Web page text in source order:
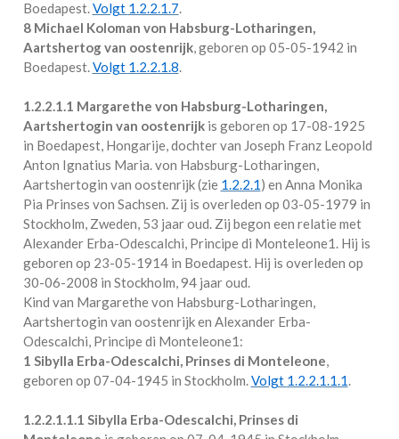
Boedapest.Volgt 1.2.2.1.7.
8 Michael Koloman von Habsburg-Lotharingen,
Aartshertog van oostenrijk, geboren op 05-05-1942 in
Boedapest.Volgt 1.2.2.1.8.
1.2.2.1.1 Margarethe von Habsburg-Lotharingen,
Aartshertogin van oostenrijkis geboren op 17-08-1925
in Boedapest, Hongarije, dochter van Joseph Franz Leopold
Anton Ignatius Maria. von Habsburg-Lotharingen,
Aartshertogin van oostenrijk (zie 1.2.2.1) en Anna Monika
Pia Prinses von Sachsen. Zij is overleden op 03-05-1979 in
Stockholm, Zweden, 53 jaar oud. Zij begon een relatie met
Alexander Erba-Odescalchi, Principe di Monteleone1 . Hij is
geboren op 23-05-1914 in Boedapest. Hij is overleden op
30-06-2008 in Stockholm, 94 jaar oud.
Kind van Margarethe von Habsburg-Lotharingen,
Aartshertogin van oostenrijk en Alexander Erba-
Odescalchi, Principe di Monteleone1:
1 Sibylla Erba-Odescalchi, Prinses di Monteleone,
geboren op 07-04-1945 in Stockholm.Volgt 1.2.2.1.1.1.
1.2.2.1.1.1 Sibylla Erba-Odescalchi, Prinses di